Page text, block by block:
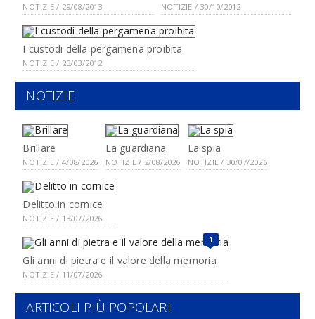
NOTIZIE / 29/08/2013 NOTIZIE / 30/10/2012
I custodi della pergamena proibita
NOTIZIE / 23/03/2012
NOTIZIE
Brillare
NOTIZIE / 4/08/2026
La guardiana
NOTIZIE / 2/08/2026
La spia
NOTIZIE / 30/07/2026
Delitto in cornice
NOTIZIE / 13/07/2026
1
Gli anni di pietra e il valore della memoria
NOTIZIE / 11/07/2026
ARTICOLI PIÙ POPOLARI